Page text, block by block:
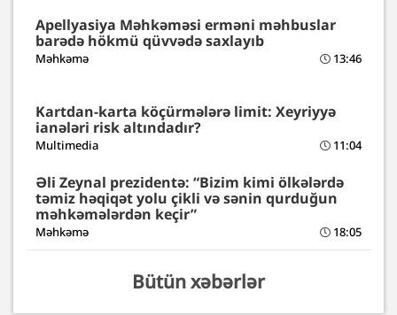
Apellyasiya Məhkəməsi erməni məhbuslar
barədə hökmü qüvvədə saxlayıb
Məhkəmə 13:46
Kartdan-karta köçürmələrə limit: Xeyriyyə
ianələri risk altındadır?
Multimedia 11:04
Əli Zeynal prezidentə: “Bizim kimi ölkələrdə
təmiz həqiqət yolu çikli və sənin qurduğun
məhkəmələrdən keçir”
Məhkəmə 18:05
Bütün xəbərlər